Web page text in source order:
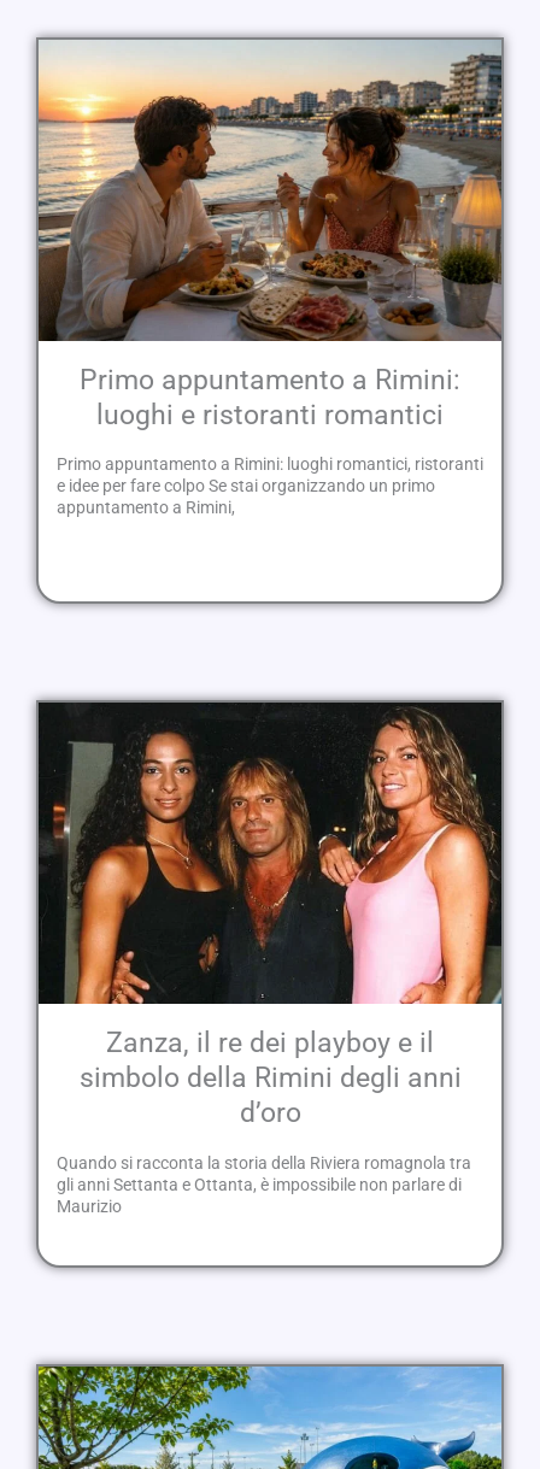
Primo appuntamento a Rimini:
luoghi e ristoranti romantici
Primo appuntamento a Rimini: luoghi romantici, ristoranti
e idee per fare colpo Se stai organizzando un primo
appuntamento a Rimini,
Zanza, il re dei playboy e il
simbolo della Rimini degli anni
d’oro
Quando si racconta la storia della Riviera romagnola tra
gli anni Settanta e Ottanta, è impossibile non parlare di
Maurizio